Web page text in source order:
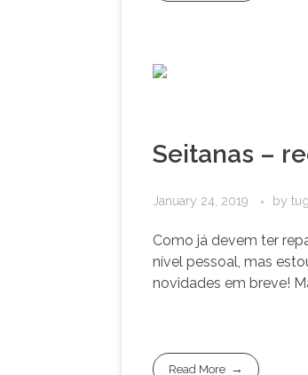
Seitanas –
January 24, 2019 by
Como já devem ter
nível pessoal, mas
novidades em breve!
Read More